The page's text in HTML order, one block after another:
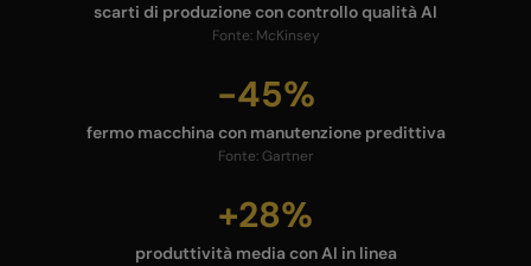
scarti di produzione con controllo qualità AI
Fonte: McKinsey
-45%
fermo macchina con manutenzione predittiva
Fonte: Gartner
+28%
produttività media con AI in linea